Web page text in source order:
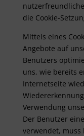
die Cookie-
Mittels eines
Angebote auf
Benutzers
uns, wie bereits
Internetseite
Verwendung
Der Benutzer
verwendet,